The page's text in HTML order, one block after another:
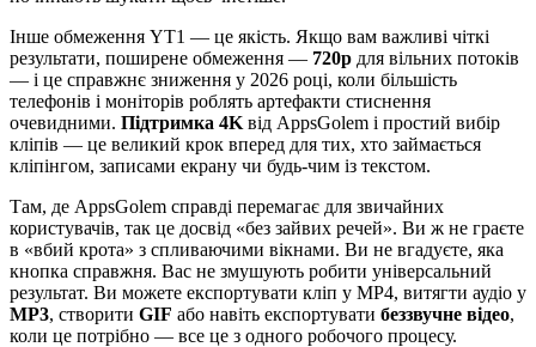
Інше обмеження YT1 — це якість. Якщо вам важливі чіткі
результати, поширене обмеження — 720p для вільних потоків
— і це справжнє зниження у 2026 році, коли більшість
телефонів і моніторів роблять артефакти стиснення
очевидними. Підтримка 4K від AppsGolem і простий вибір
кліпів — це великий крок вперед для тих, хто займається
кліпінгом, записами екрану чи будь-чим із текстом.
Там, де AppsGolem справді перемагає для звичайних
користувачів, так це досвід «без зайвих речей». Ви ж не граєте
в «вбий крота» з спливаючими вікнами. Ви не вгадуєте, яка
кнопка справжня. Вас не змушують робити універсальний
результат. Ви можете експортувати кліп у MP4, витягти аудіо у
MP3, створити GIF або навіть експортувати беззвучне відео,
коли це потрібно — все це з одного робочого процесу.